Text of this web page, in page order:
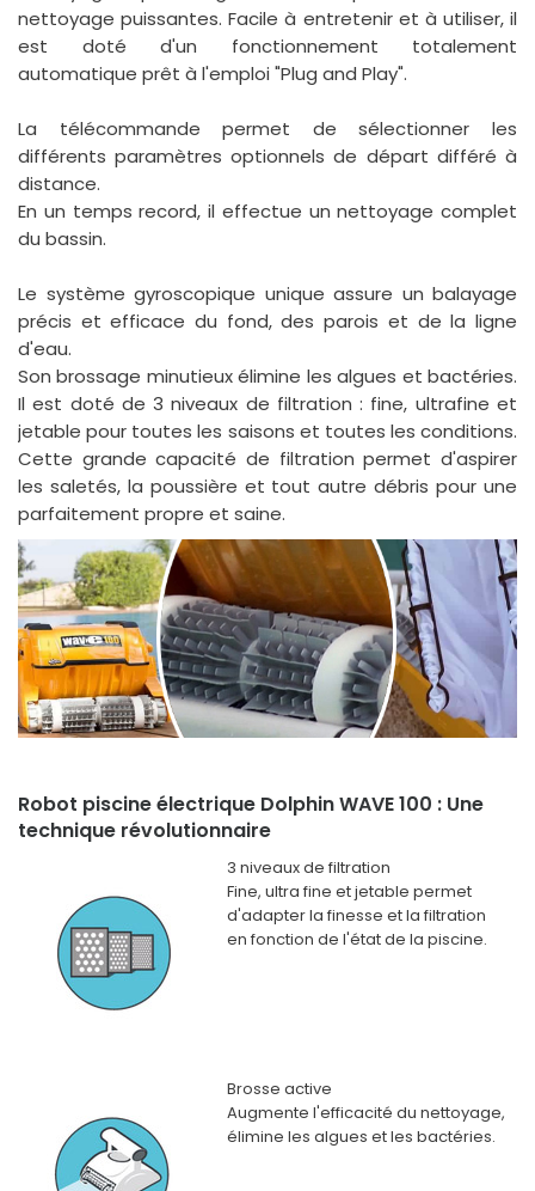
nettoyage puissantes. Facile à entretenir et à utiliser, il
est doté d'un fonctionnement totalement
automatique prêt à l'emploi "Plug and Play".
La télécommande permet de sélectionner les
différents paramètres optionnels de départ différé à
distance.
En un temps record, il effectue un nettoyage complet
du bassin.
Le système gyroscopique unique assure un balayage
précis et efficace du fond, des parois et de la ligne
d'eau.
Son brossage minutieux élimine les algues et bactéries.
Il est doté de 3 niveaux de filtration : fine, ultrafine et
jetable pour toutes les saisons et toutes les conditions.
Cette grande capacité de filtration permet d'aspirer
les saletés, la poussière et tout autre débris pour une
parfaitement propre et saine.
Robot piscine électrique Dolphin WAVE 100 : Une
technique révolutionnaire
3 niveaux de filtration
Fine, ultra fine et jetable permet
d'adapter la finesse et la filtration
en fonction de l'état de la piscine.
Brosse active
Augmente l'efficacité du nettoyage,
élimine les algues et les bactéries.